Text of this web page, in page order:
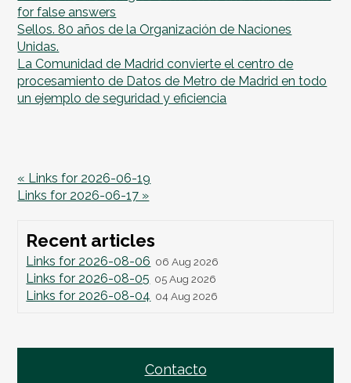
for false answers
Sellos. 80 años de la Organización de Naciones
Unidas.
La Comunidad de Madrid convierte el centro de
procesamiento de Datos de Metro de Madrid en todo
un ejemplo de seguridad y eficiencia
« Links for 2026-06-19
Links for 2026-06-17 »
Recent articles
Links for 2026-08-06 06 Aug 2026
Links for 2026-08-05 05 Aug 2026
Links for 2026-08-04 04 Aug 2026
Contacto